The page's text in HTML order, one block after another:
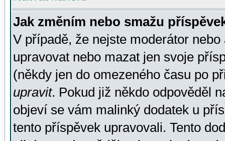
Jak změním nebo smažu
V případě, že nejste moderátor
upravovat nebo mazat jen svoje
(někdy jen do omezeného času po
upravit. Pokud již někdo odpověděl
objeví se vám malinký dodatek u
tento příspěvek upravovali. Tento